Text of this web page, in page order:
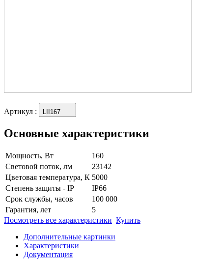
Артикул : LII167
Основные характеристики
Мощность, Вт
160
Световой поток, лм
23142
Цветовая температура, К 5000
Степень защиты - IP
IP66
Срок службы, часов
100 000
Гарантия, лет
5
Посмотреть все характеристики Купить
Дополнительные картинки
Характеристики
Документация